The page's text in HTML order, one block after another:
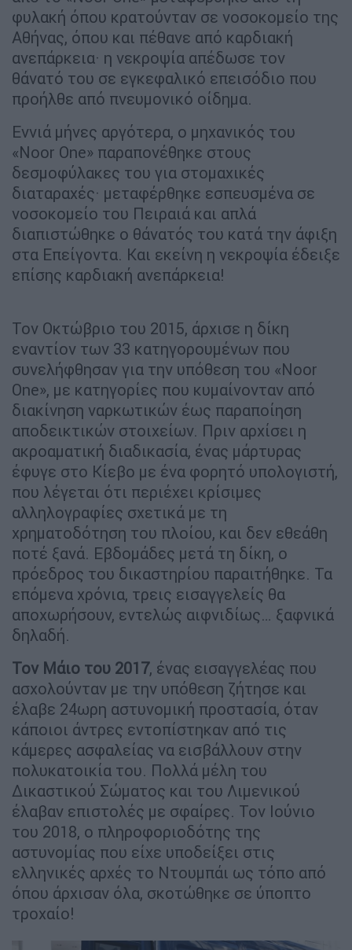
φυλακή όπου κρατούνταν σε νοσοκομείο της
Αθήνας, όπου και πέθανε από καρδιακή
ανεπάρκεια· η νεκροψία απέδωσε τον
θάνατό του σε εγκεφαλικό επεισόδιο που
προήλθε από πνευμονικό οίδημα.
Εννιά μήνες αργότερα, ο μηχανικός του
«Noor One» παραπονέθηκε στους
δεσμοφύλακες του για στομαχικές
διαταραχές· μεταφέρθηκε εσπευσμένα σε
νοσοκομείο του Πειραιά και απλά
διαπιστώθηκε ο θάνατός του κατά την άφιξη
στα Επείγοντα. Και εκείνη η νεκροψία έδειξε
επίσης καρδιακή ανεπάρκεια!
Τον Οκτώβριο του 2015, άρχισε η δίκη
εναντίον των 33 κατηγορουμένων που
συνελήφθησαν για την υπόθεση του «Noor
One», με κατηγορίες που κυμαίνονταν από
διακίνηση ναρκωτικών έως παραποίηση
αποδεικτικών στοιχείων. Πριν αρχίσει η
ακροαματική διαδικασία, ένας μάρτυρας
έφυγε στο Κίεβο με ένα φορητό υπολογιστή,
που λέγεται ότι περιέχει κρίσιμες
αλληλογραφίες σχετικά με τη
χρηματοδότηση του πλοίου, και δεν εθεάθη
ποτέ ξανά. Εβδομάδες μετά τη δίκη, ο
πρόεδρος του δικαστηρίου παραιτήθηκε. Τα
επόμενα χρόνια, τρεις εισαγγελείς θα
αποχωρήσουν, εντελώς αιφνιδίως… ξαφνικά
δηλαδή.
Τον Μάιο του 2017, ένας εισαγγελέας που
ασχολούνταν με την υπόθεση ζήτησε και
έλαβε 24ωρη αστυνομική προστασία, όταν
κάποιοι άντρες εντοπίστηκαν από τις
κάμερες ασφαλείας να εισβάλλουν στην
πολυκατοικία του. Πολλά μέλη του
Δικαστικού Σώματος και του Λιμενικού
έλαβαν επιστολές με σφαίρες. Τον Ιούνιο
του 2018, ο πληροφοριοδότης της
αστυνομίας που είχε υποδείξει στις
ελληνικές αρχές το Ντουμπάι ως τόπο από
όπου άρχισαν όλα, σκοτώθηκε σε ύποπτο
τροχαίο!